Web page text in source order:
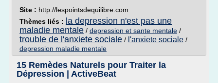
Site : http://lespointsdequilibre.com
Thèmes liés : la depression n'est pas une
maladie mentale / depression et sante mentale /
trouble de l'anxiete sociale / l'anxiete sociale /
depression maladie mentale
15 Remèdes Naturels pour Traiter la
Dépression | ActiveBeat